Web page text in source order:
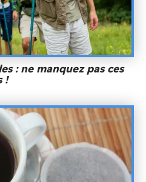
: ne manquez pas ces
!